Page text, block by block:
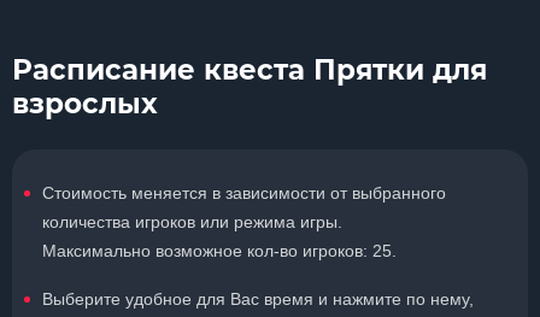
Расписание квеста Прятки для
взрослых
Стоимость меняется в зависимости от выбранного
количества игроков или режима игры.
Максимально возможное кол-во игроков: 25.
Выберите удобное для Вас время и нажмите по нему,